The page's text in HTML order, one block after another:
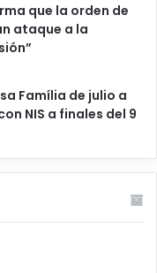
que la orden de
ataque a la
Família de julio a
NIS a finales del 9